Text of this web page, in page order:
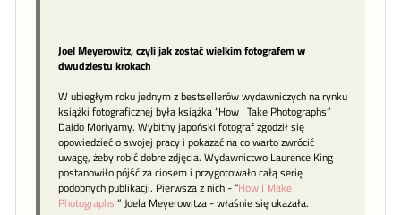
Joel Meyerowitz, czyli jak zostać wielkim fotografem w
dwudziestu krokach
W ubiegłym roku jednym z bestsellerów wydawniczych na rynku
książki fotograficznej była książka “How I Take Photographs”
Daido Moriyamy. Wybitny japoński fotograf zgodził się
opowiedzieć o swojej pracy i pokazać na co warto zwrócić
uwagę, żeby robić dobre zdjęcia. Wydawnictwo Laurence King
postanowiło pójść za ciosem i przygotowało całą serię
podobnych publikacji. Pierwsza z nich - “How I Make
Photographs ” Joela Meyerowitza - właśnie się ukazała.